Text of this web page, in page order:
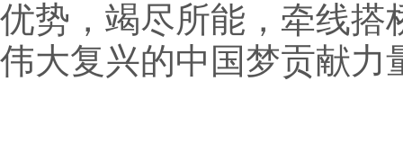
优势，竭尽所能，牵线搭
伟大复兴的中国梦贡献力